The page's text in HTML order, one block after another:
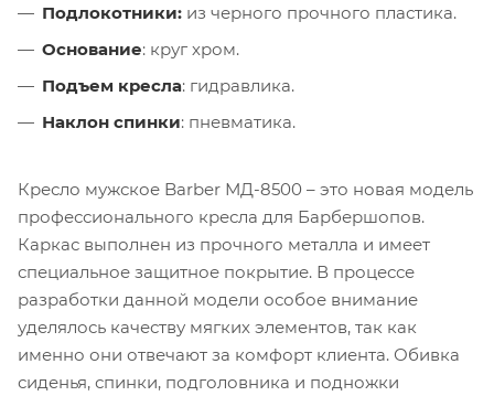
Подлокотники: из черного прочного пластика.
Основание: круг хром.
Подъем кресла: гидравлика.
Наклон спинки: пневматика.
Кресло мужское Barber МД-8500 – это новая модель
профессионального кресла для Барбершопов.
Каркас выполнен из прочного металла и имеет
специальное защитное покрытие. В процессе
разработки данной модели особое внимание
уделялось качеству мягких элементов, так как
именно они отвечают за комфорт клиента. Обивка
сиденья, спинки, подголовника и подножки